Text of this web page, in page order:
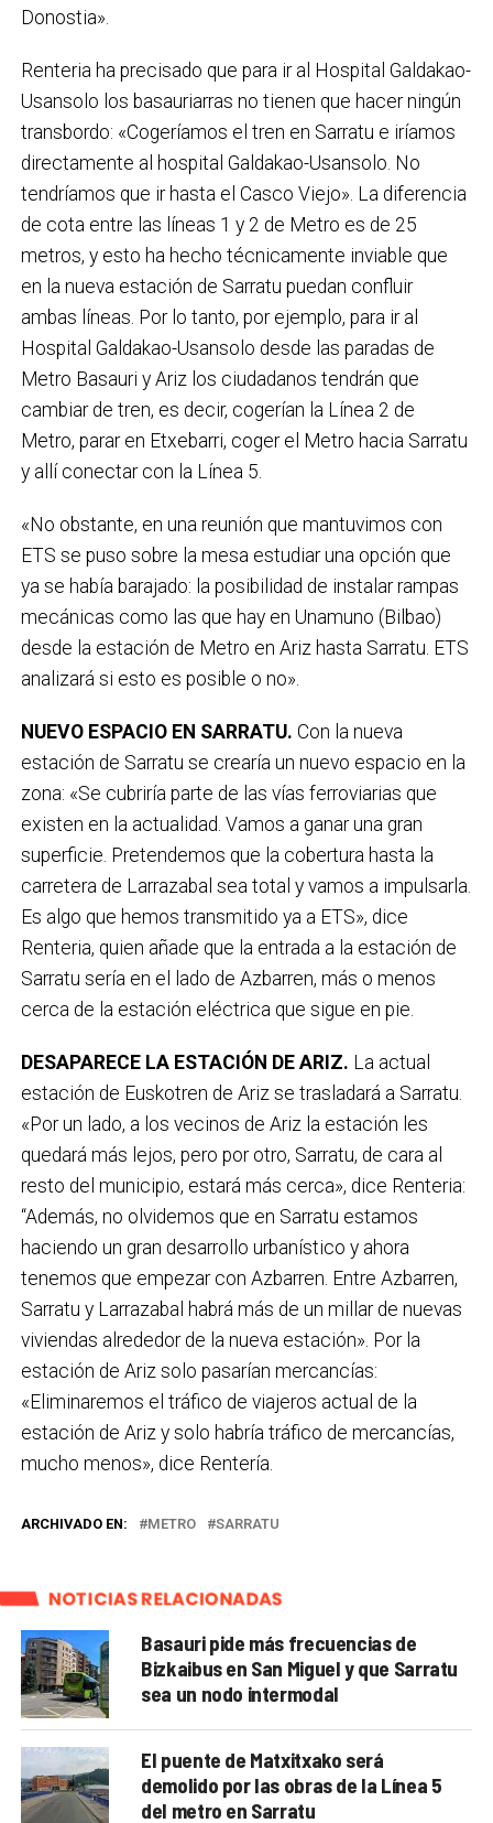
Donostia».
Renteria ha precisado que para ir al Hospital Galdakao-
Usansolo los basauriarras no tienen que hacer ningún
transbordo: «Cogeríamos el tren en Sarratu e iríamos
directamente al hospital Galdakao-Usansolo. No
tendríamos que ir hasta el Casco Viejo». La diferencia
de cota entre las líneas 1 y 2 de Metro es de 25
metros, y esto ha hecho técnicamente inviable que
en la nueva estación de Sarratu puedan confluir
ambas líneas. Por lo tanto, por ejemplo, para ir al
Hospital Galdakao-Usansolo desde las paradas de
Metro Basauri y Ariz los ciudadanos tendrán que
cambiar de tren, es decir, cogerían la Línea 2 de
Metro, parar en Etxebarri, coger el Metro hacia Sarratu
y allí conectar con la Línea 5.
«No obstante, en una reunión que mantuvimos con
ETS se puso sobre la mesa estudiar una opción que
ya se había barajado: la posibilidad de instalar rampas
mecánicas como las que hay en Unamuno (Bilbao)
desde la estación de Metro en Ariz hasta Sarratu. ETS
analizará si esto es posible o no».
NUEVO ESPACIO EN SARRATU. Con la nueva
estación de Sarratu se crearía un nuevo espacio en la
zona: «Se cubriría parte de las vías ferroviarias que
existen en la actualidad. Vamos a ganar una gran
superficie. Pretendemos que la cobertura hasta la
carretera de Larrazabal sea total y vamos a impulsarla.
Es algo que hemos transmitido ya a ETS», dice
Renteria, quien añade que la entrada a la estación de
Sarratu sería en el lado de Azbarren, más o menos
cerca de la estación eléctrica que sigue en pie.
DESAPARECE LA ESTACIÓN DE ARIZ. La actual
estación de Euskotren de Ariz se trasladará a Sarratu.
«Por un lado, a los vecinos de Ariz la estación les
quedará más lejos, pero por otro, Sarratu, de cara al
resto del municipio, estará más cerca», dice Renteria:
“Además, no olvidemos que en Sarratu estamos
haciendo un gran desarrollo urbanístico y ahora
tenemos que empezar con Azbarren. Entre Azbarren,
Sarratu y Larrazabal habrá más de un millar de nuevas
viviendas alrededor de la nueva estación». Por la
estación de Ariz solo pasarían mercancías:
«Eliminaremos el tráfico de viajeros actual de la
estación de Ariz y solo habría tráfico de mercancías,
mucho menos», dice Rentería.
ARCHIVADO EN: METRO SARRATU
NOTICIAS RELACIONADAS
Basauri pide más frecuencias de
Bizkaibus en San Miguel y que Sarratu
sea un nodo intermodal
El puente de Matxitxako será
demolido por las obras de la Línea 5
del metro en Sarratu